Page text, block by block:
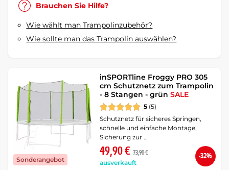
Brauchen Sie Hilfe?
Wie wählt man Trampolinzubehör?
Wie sollte man das Trampolin auswählen?
Sonderangebot
inSPORTline Froggy PRO 305
cm Schutznetz zum Trampolin
- 8 Stangen - grünSALE
5 (5)
Schutznetz für sicheres Springen,
schnelle und einfache Montage,
Sicherung zur …
49,90 € 73,90 €
ausverkauft
-32%